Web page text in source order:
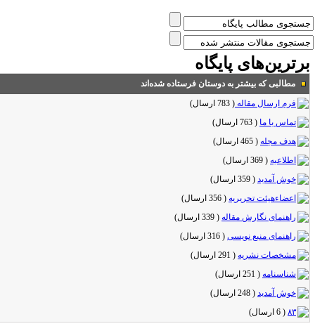
پایگاه
مطالبی که بیشتر به دوستان فرستاده شده‌اند
فرم ارسال مقاله(783 ارسال
)
تماس با ما (763 ارسال
)
هدف مجله(465 ارسال
)
اطلاعیه(369 ارسال
)
خوش آمدید(359 ارسال
)
اعضاء‌هیئت تحریریه (356 ارسال
)
راهنمای نگارش مقاله(339 ارسال
)
راهنمای منبع نویسی(
)
مشخصات نشریه (291 ارسال
)
شناسنامه(251 ارسال
)
خوش آمدید(248 ارسال
)
۸۳ (6 ارسال )